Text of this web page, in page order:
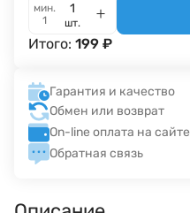
мин.
1
шт.
Итого: 199 ₽
Гарантия и качество
Обмен или возврат
On-line оплата на сайте
Обратная связь